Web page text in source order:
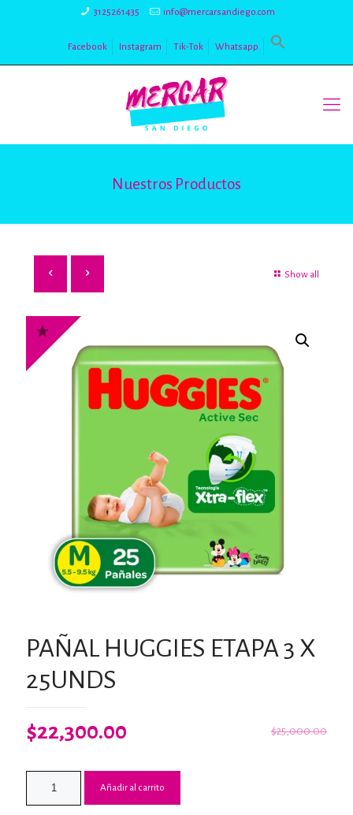
3125261435 info@mercarsandiego.com
Facebook Instagram Tik-Tok Whatsapp
Nuestros Productos
Show all
PAÑAL HUGGIES ETAPA 3 X
25UNDS
$25,000.00
El
original
era:
$22,300.00
actual
es:
Añadir al carrito